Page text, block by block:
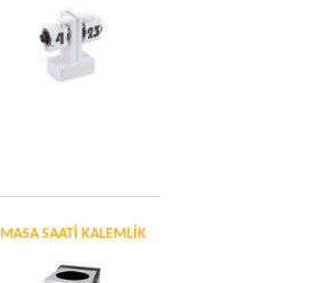
MASA SAATİ KALEMLİK